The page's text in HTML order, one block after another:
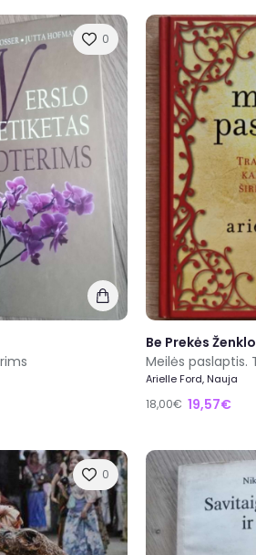
0
Be Prekės Ženklo
Arielle Ford, Nauja
18,00€ 19,57€
0